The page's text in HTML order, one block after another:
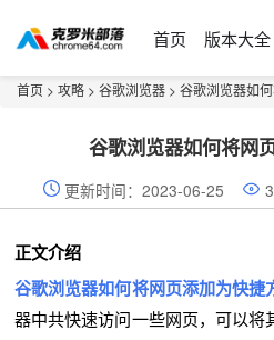
首页 版本大全
首页 > 攻略 > 谷歌浏览器 > 谷歌浏览器如
谷歌浏览器如何将网
更新时间：2023-06-25
正文介绍
谷歌浏览器如何将网页添加为快捷
器中共快速访问一些网页，可以